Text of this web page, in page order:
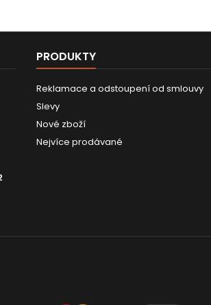
PRODUKTY
Reklamace a odstoupení od smlouvy
Slevy
Nové zboží
Nejvíce prodávané